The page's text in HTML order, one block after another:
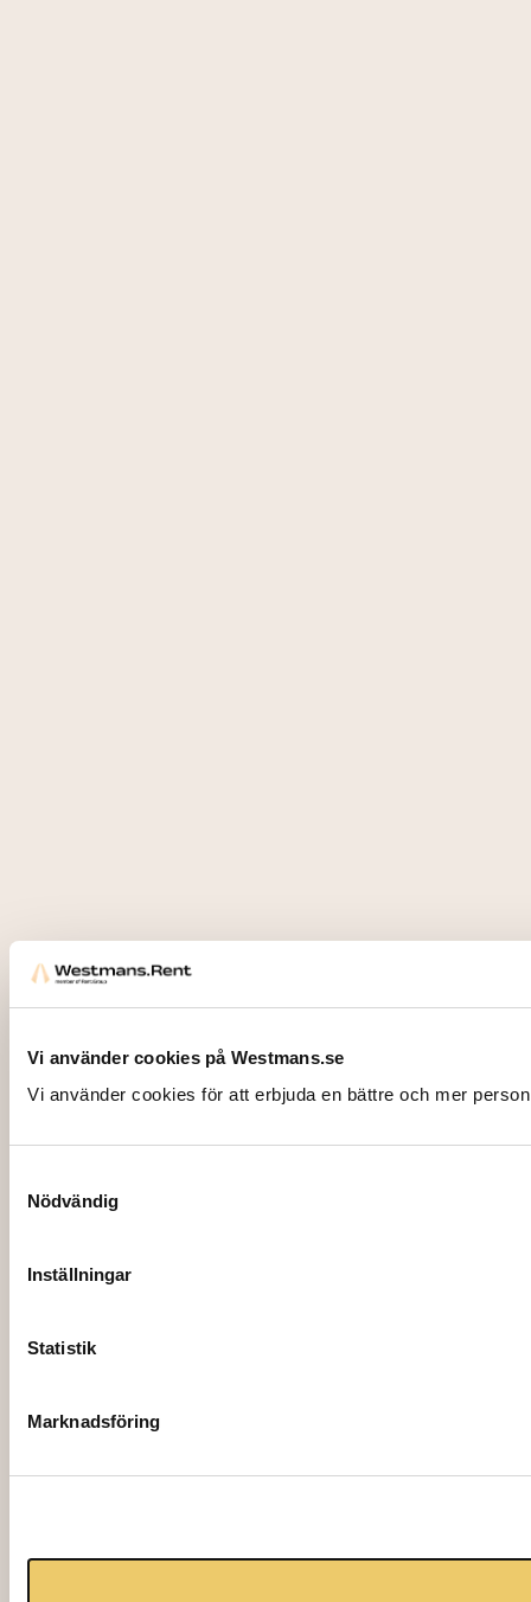
Vi använder cookies på Westmans.se
Vi använder cookies för att erbjuda en bättre och mer
Nödvändig
Inställningar
Statistik
Marknadsföring